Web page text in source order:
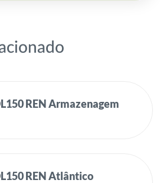
REN Armazenagem
REN Atlântico